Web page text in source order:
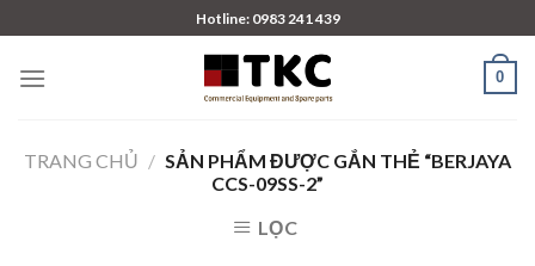
to
content
Hotline: 0983 241 439
0
TRANG CHỦ / SẢN PHẨM ĐƯỢC GẮN THẺ “BERJAYA
CCS-09SS-2”
LỌC